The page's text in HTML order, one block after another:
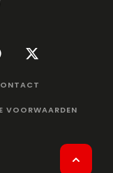
VOORWAARDEN